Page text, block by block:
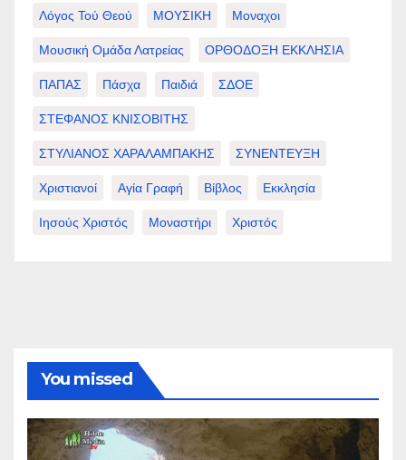
Λόγος Τού Θεού ΜΟΥΣΙΚΗ Μοναχοι
Μουσική Ομάδα Λατρείας ΟΡΘΟΔΟΞΗ ΕΚΚΛΗΣΙΑ
ΠΑΠΑΣ Πάσχα Παιδιά ΣΔΟΕ
ΣΤΕΦΑΝΟΣ ΚΝΙΣΟΒΙΤΗΣ
ΣΤΥΛΙΑΝΟΣ ΧΑΡΑΛΑΜΠΑΚΗΣ ΣΥΝΕΝΤΕΥΞΗ
Χριστιανοί Αγία Γραφή Βίβλος Εκκλησία
Ιησούς Χριστός Μοναστήρι Χριστός
You missed